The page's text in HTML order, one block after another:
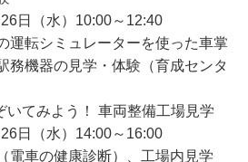
（水）10:00～12:40
転シミュレーターを使った車掌
務機器の見学・体験（育成センタ
いてみよう！ 車両整備工場見学
（水）14:00～16:00
車の健康診断）、工場内見学